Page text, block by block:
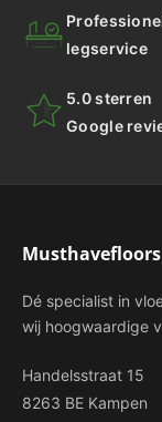
legservice
5.0 sterren
Google
Musthavefloors
Dé specialist in
wij hoogwaardige
Handelsstraat 15
8263 BE Kampen